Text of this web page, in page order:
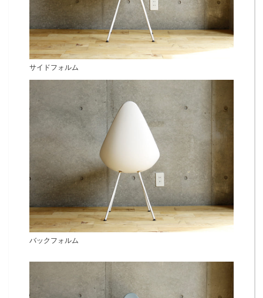
サイドフォルム
バックフォルム